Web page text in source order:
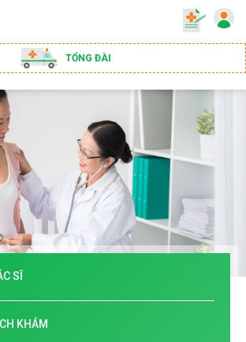
TỔNG ĐÀI
SĨ
KHÁM